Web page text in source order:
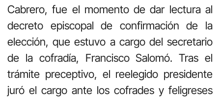
Cabrero, fue el momento de dar lectura al
decreto episcopal de confirmación de la
elección, que estuvo a cargo del secretario
de la cofradía, Francisco Salomó. Tras el
trámite preceptivo, el reelegido presidente
juró el cargo ante los cofrades y feligreses